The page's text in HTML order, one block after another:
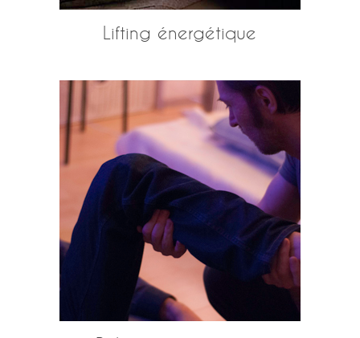
Lifting énergétique